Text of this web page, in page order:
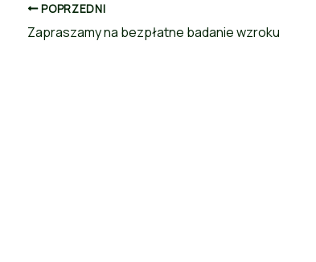
POPRZEDNI
Zapraszamy na bezpłatne badanie wzroku